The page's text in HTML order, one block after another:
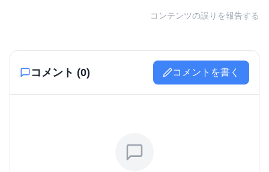
コンテンツの誤りを報告する
コメント (0) コメントを書く